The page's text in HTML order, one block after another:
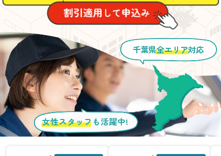
女性スタッフ も活躍中!
千葉県全エリア対応